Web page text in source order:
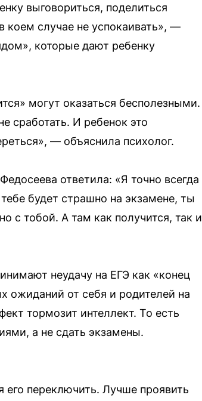
выговориться, поделиться
коем случае не успокаивать», —
которые дают ребенку
могут оказаться бесполезными.
сработать. И ребенок это
— объяснила психолог.
ответила: «Я точно всегда
будет страшно на экзамене, ты
с тобой. А там как получится, так и
неудачу на ЕГЭ как «конец
ожиданий от себя и родителей на
тормозит интеллект. То есть
а не сдать экзамены.
его переключить. Лучше проявить